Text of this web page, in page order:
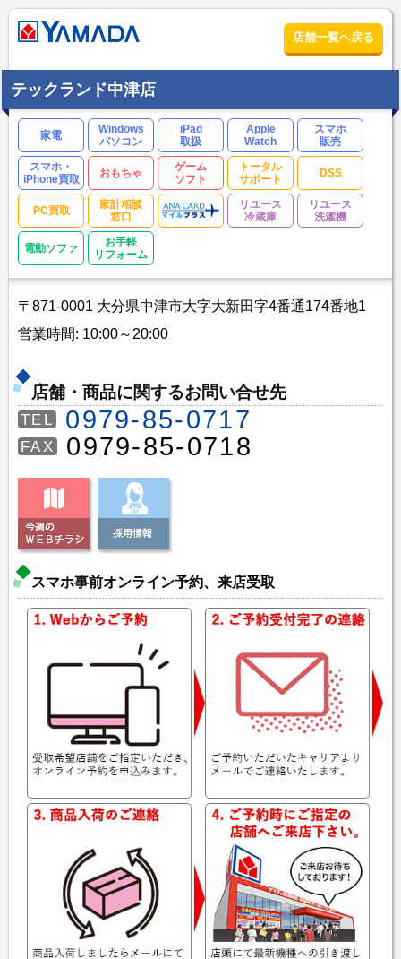
店舗一覧へ戻る
テックランド中津店
家電
Windows
パソコン
iPad
取扱
Apple
Watch
スマホ
販売
スマホ・
iPhone買取
おもちゃ
ゲーム
ソフト
トータル
サポート
DSS
PC買取
家計相談
窓口
リユース
冷蔵庫
リユース
洗濯機
電動ソファ
お手軽
リフォーム
〒871-0001 大分県中津市大字大新田字4番通174番地1
営業時間: 10:00～20:00
店舗・商品に関するお問い合せ先
TEL 0979-85-0717
FAX 0979-85-0718
スマホ事前オンライン予約、来店受取